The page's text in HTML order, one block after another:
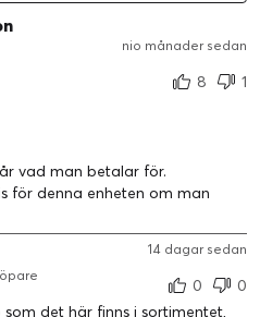
njuta av en
Den kan projicera en bild på
vilket ger klara bilder
nio månader sedan
8
1
vad man betalar för.
för denna enheten om man
14 dagar sedan
0
0
det här finns i sortimentet,